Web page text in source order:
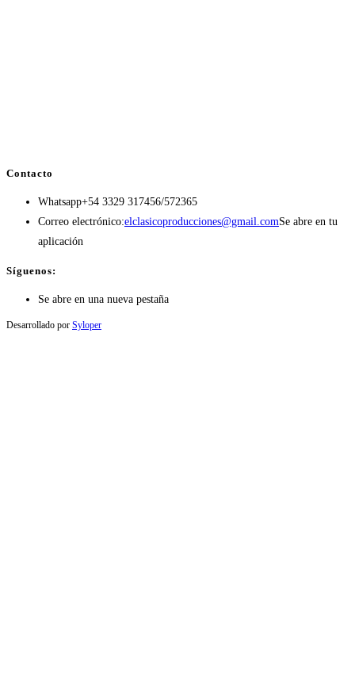
Contacto
Whatsapp+54 3329 317456/572365
Correo electrónico:elclasicoproducciones@gmail.comSe abre en tu
aplicación
Síguenos:
Se abre en una nueva pestaña
Desarrollado por Syloper